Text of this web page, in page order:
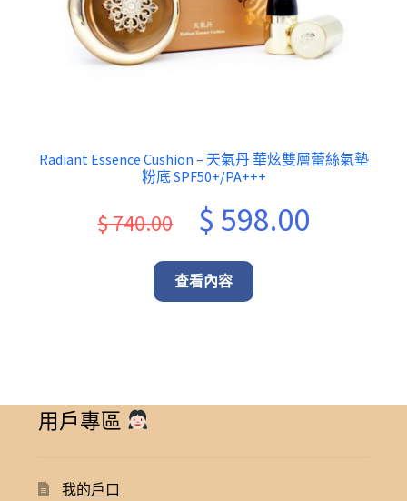
Radiant Essence Cushion – 天氣丹 華炫雙層蕾絲氣墊
粉底 SPF50+/PA+++
$740.00
Original
price
was:
$ 598.00Current
查看內容
用戶專區
我的戶口